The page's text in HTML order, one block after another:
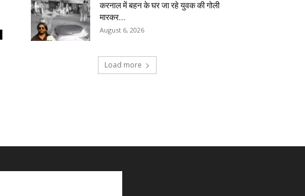
करनाल में बहन के घर जा रहे युवक की गोली
मारकर...
August 6, 2026
Load more